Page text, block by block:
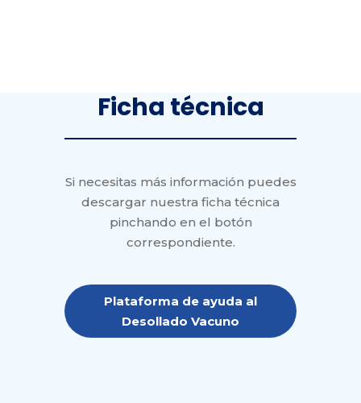
Ficha técnica
Si necesitas más información puedes
descargar nuestra ficha técnica
pinchando en el botón
correspondiente.
Plataforma de ayuda al
Desollado Vacuno